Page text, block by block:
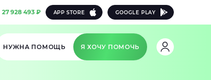
27 928 493 ₽ APP STORE GOOGLE PLAY
НУЖНА ПОМОЩЬ Я ХОЧУ ПОМОЧЬ